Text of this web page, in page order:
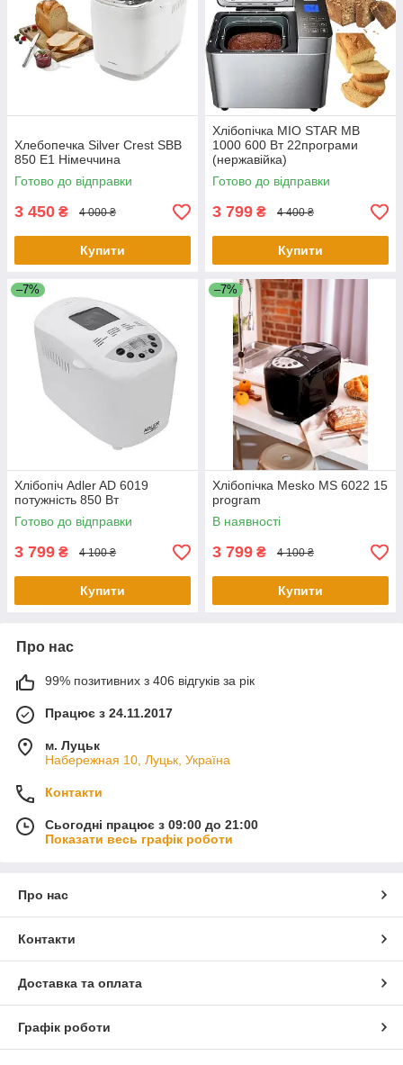
Хлебопечка Silver Crest SBB
850 E1 Німеччина
Готово до відправки
3 450 ₴ 4 000 ₴
Купити
Хлібопічка MIO STAR MB
1000 600 Вт 22програми
(нержавійка)
Готово до відправки
3 799 ₴ 4 400 ₴
Купити
–7%
Хлібопіч Adler AD 6019
потужність 850 Вт
Готово до відправки
3 799 ₴ 4 100 ₴
Купити
–7%
Хлібопічка Mesko MS 6022 15
program
В наявності
3 799 ₴ 4 100 ₴
Купити
Про нас
99% позитивних з 406 відгуків за рік
Працює з 24.11.2017
м. Луцьк
Набережная 10, Луцьк, Україна
Контакти
Сьогодні працює з 09:00 до 21:00
Показати весь графік роботи
Про нас
Контакти
Доставка та оплата
Графік роботи